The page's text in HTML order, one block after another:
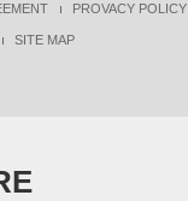
PROVACY POLICY
SITE MAP